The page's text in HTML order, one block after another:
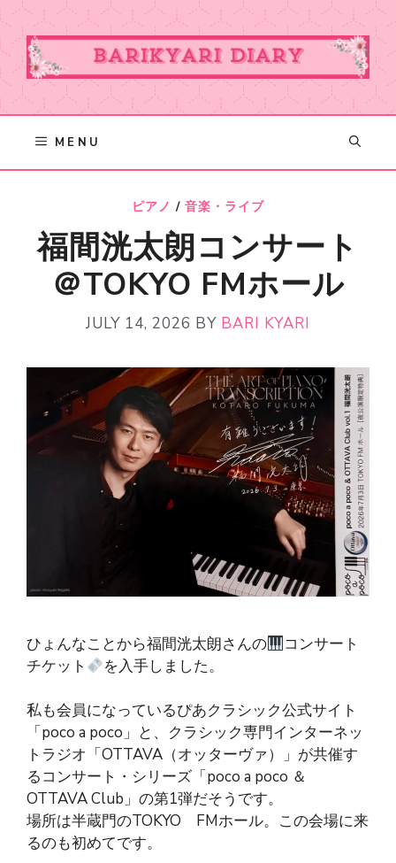
Skip
to
content
MENU
ピアノ / 音楽・ライブ
福間洸太朗コンサート
＠TOKYO FMホール
JULY 14, 2026 BY BARI KYARI
ひょんなことから福間洸太朗さんの
コンサート
チケット
を入手しました。
私も会員になっているぴあクラシック公式サイト
「poco a poco」と、クラシック専門インターネッ
トラジオ「OTTAVA（オッターヴァ）」が共催す
るコンサート・シリーズ「poco a poco ＆
OTTAVA Club」の第1弾だそうです。
場所は半蔵門のTOKYO FMホール。この会場に来
るのも初めてです。